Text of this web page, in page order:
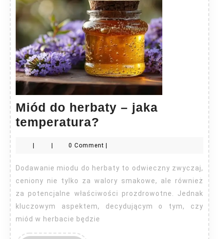
Miód do herbaty – jaka
temperatura?
herbaty
–
jaka
temperatura?
| | 0 Comment |
Dodawanie miodu do herbaty to odwieczny zwyczaj,
ceniony nie tylko za walory smakowe, ale również
za potencjalne właściwości prozdrowotne. Jednak
kluczowym aspektem, decydującym o tym, czy
miód w herbacie będzie